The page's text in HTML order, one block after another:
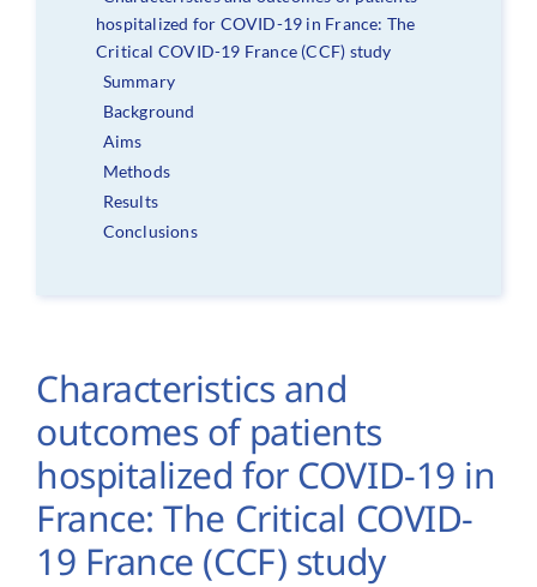
hospitalized for COVID-19 in France: The
Critical COVID-19 France (CCF) study
Summary
Background
Aims
Methods
Results
Conclusions
Characteristics and
outcomes of patients
hospitalized for COVID-19 in
France: The Critical COVID-
19 France (CCF) study